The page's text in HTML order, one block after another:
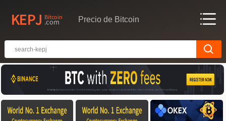
Precio de Bitcoin